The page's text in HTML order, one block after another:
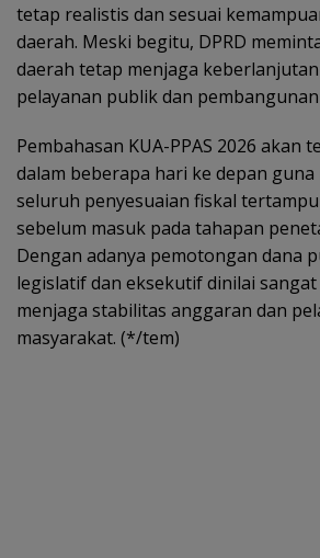
tetap realistis dan sesuai
daerah. Meski begitu, DPRD
daerah tetap menjaga
pelayanan publik dan
Pembahasan KUA-PPAS 2026 akan
dalam beberapa hari ke depan
seluruh penyesuaian fiskal
sebelum masuk pada tahapan
Dengan adanya pemotongan dana
legislatif dan eksekutif dinilai
menjaga stabilitas anggaran dan
masyarakat. (*/tem)